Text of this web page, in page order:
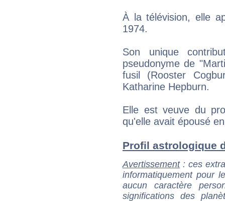
À la télévision, elle
1974.
Son unique
pseudonyme de
fusil (Rooster
Katharine Hepburn.
Elle est veuve du
qu'elle avait épousé
Profil astrologique
Avertissement: ces
informatiquement pour
aucun caractère
significations des